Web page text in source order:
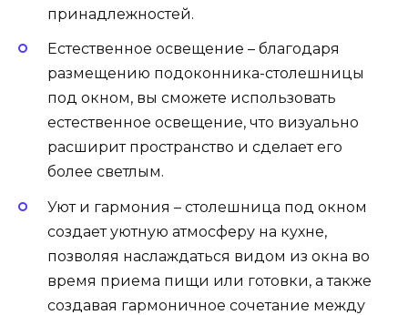
принадлежностей.
Естественное освещение – благодаря
размещению подоконника-столешницы
под окном, вы сможете использовать
естественное освещение, что визуально
расширит пространство и сделает его
более светлым.
Уют и гармония – столешница под окном
создает уютную атмосферу на кухне,
позволяя наслаждаться видом из окна во
время приема пищи или готовки, а также
создавая гармоничное сочетание между